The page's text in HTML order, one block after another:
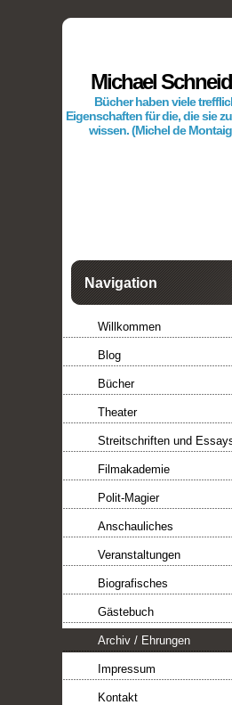
Michael
Bücher haben viele
Eigenschaften für die, die sie
wissen. (Michel de
Navigation
Willkommen
Blog
Bücher
Theater
Streitschriften und
Filmakademie
Polit-Magier
Anschauliches
Veranstaltungen
Biografisches
Gästebuch
Archiv / Ehrungen
Impressum
Kontakt